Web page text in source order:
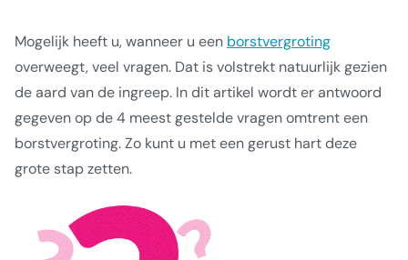
Mogelijk heeft u, wanneer u een borstvergroting
overweegt, veel vragen. Dat is volstrekt natuurlijk gezien
de aard van de ingreep. In dit artikel wordt er antwoord
gegeven op de 4 meest gestelde vragen omtrent een
borstvergroting. Zo kunt u met een gerust hart deze
grote stap zetten.